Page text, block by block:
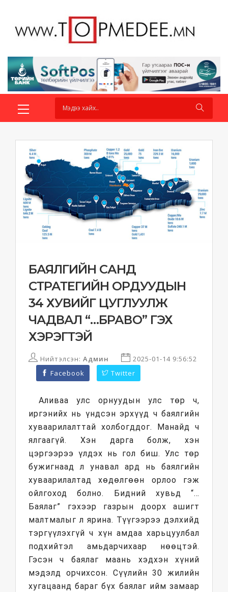
БАЯЛГИЙН САНД
СТРАТЕГИЙН ОРДУУДЫН
34 ХУВИЙГ ЦУГЛУУЛЖ
ЧАДВАЛ “…БРАВО” ГЭХ
ХЭРЭГТЭЙ
Нийтэлсэн: Админ
2025-01-14 9:56:52
Facebook
Twitter
Аливаа улс орнуудын улс төр ч,
иргэнийх нь үндсэн эрхүүд ч баялгийн
хуваарилалттай холбогддог. Манайд ч
ялгаагүй. Хэн дарга болж, хэн
цэргээрээ үлдэх нь гол биш. Улс төр
бужигнаад л унавал ард нь баялгийн
хуваарилалтад хөдөлгөөн орлоо гэж
ойлгоход болно. Бидний хувьд “…
Баялаг” гэхээр газрын доорх ашигт
малтмалыг л ярина. Түүгээрээ дэлхийд
тэргүүлэхгүй ч хүн амдаа харьцуулбал
подхийтэл амьдарчихаар нөөцтэй.
Гэсэн ч баялаг маань хэдхэн хүний
мэдэлд орчихсон. Сүүлийн 30 жилийн
хугацаанд бараг бүх баялаг ийм замаар